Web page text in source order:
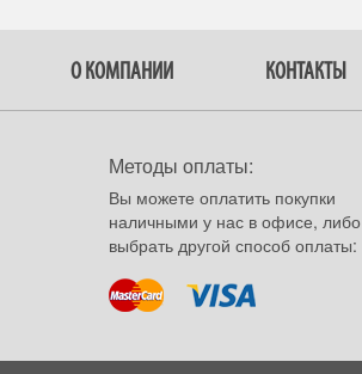
О КОМПАНИИ КОНТАКТЫ
Методы оплаты:
Вы можете оплатить покупки
наличными у нас в офисе, либо
выбрать другой способ оплаты: